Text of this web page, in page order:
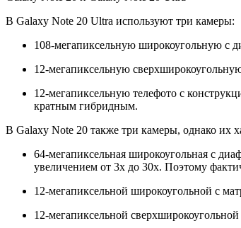
В Galaxy Note 20 Ultra используют три камеры:
108-мегапиксельную широкоугольную с
12-мегапиксельную
12-мегапиксельную телефото с
кратным гибридным.
В Galaxy Note 20 также три камеры, однако их
64-мегапиксельная широкоугольная с
увеличением от 3х до 30х. Поэтому
12-мегапиксельной широкоугольной с
12-мегапиксельной